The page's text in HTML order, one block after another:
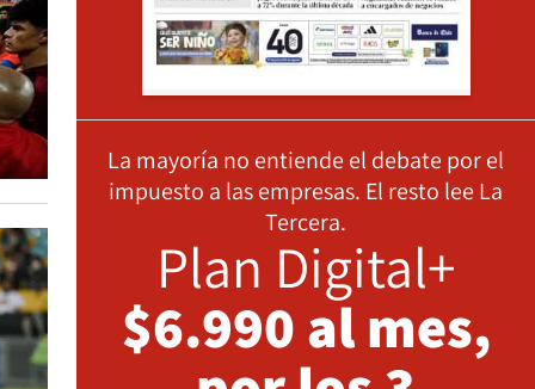
La mayoría no entiende el debate por el
impuesto a las empresas. El resto lee La
Tercera.
Plan Digital+
$6.990 al mes,